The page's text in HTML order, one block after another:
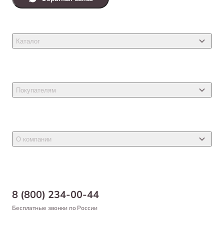
8 (800) 234-00-44
Бесплатные звонки по России
Каталог
Товары для собак
Товары для птиц
Покупателям
Новости
Самовывоз
Оформление заказа
О компании
Благотворительный фонд